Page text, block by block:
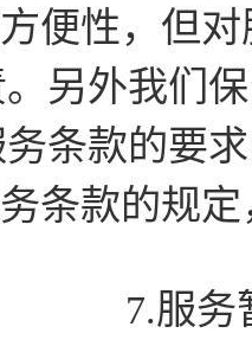
便性，但
另外我们
条款的要
条款的规
7.服务